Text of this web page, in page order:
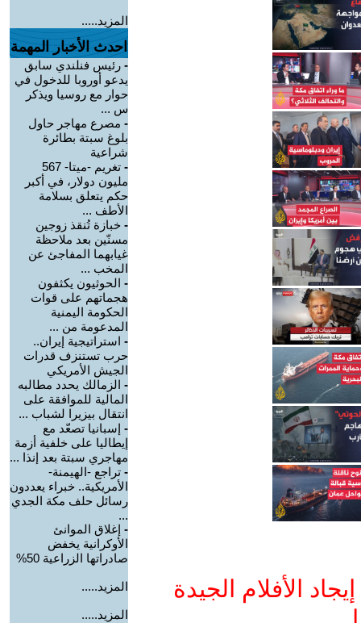
الأفلام الجيدة
المزيد.....
احدث الأخبار المهمة
- رئيس فنلندي سابق
يدعو أوروبا للدخول في
حوار مع روسيا ويذكر
س ...
- مصرع مهاجر حاول
بلوغ سبتة بطائرة
شراعية
-
تغريم -ميتا- 567
مليون دولار، في أكبر
حكم يتعلق بسلامة
الأطف ...
- خبازة تُنقذ زوجين
مسنّين بعد ملاحظة
غيابهما المفاجئ عن
المخب ...
- الحوثيون يكثفون
هجماتهم على قوات
الحكومة اليمنية
المدعومة من ...
- استراتيجية إيران..
حرب تستنزف قدرات
الجيش الأمريكي
- الزمالك يحدد مطالبه
المالية للموافقة على
انتقال بيزيرا لشباب ...
- إسبانيا تصعّد مع
إيطاليا على خلفية أزمة
مهاجري سبتة بعد إنذا ...
- تراجع -الهيمنة-
الأمريكية.. خبراء يعددون
رسائل حلف مكة الجدي
...
- إغلاق الموانئ
الأوكرانية يخفض
صادراتها الزراعية 50%
المزيد.....
المزيد.....